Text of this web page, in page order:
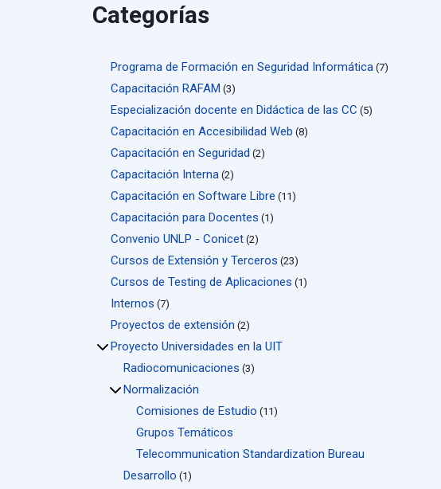
Categorías
Programa de Formación en Seguridad Informática(7)
Capacitación RAFAM (3)
Especialización docente en Didáctica de las CC (5)
Capacitación en Accesibilidad Web (8)
Capacitación en Seguridad (2)
Capacitación Interna(2)
Capacitación en Software Libre (11)
Capacitación para Docentes (1)
Convenio UNLP - Conicet(2)
Cursos de Extensión y Terceros (23)
Cursos de Testing de Aplicaciones (1)
Internos (7)
Proyectos de extensión (2)
Proyecto Universidades en la UIT
Radiocomunicaciones (3)
Normalización
Comisiones de Estudio (11)
Grupos Temáticos
Telecommunication Standardization Bureau
Desarrollo (1)